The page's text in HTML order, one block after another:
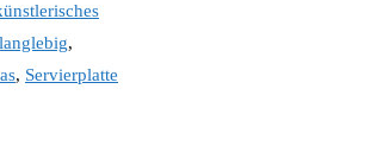
langlebig,
, Servierplatte